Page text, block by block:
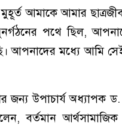
আমাকে আমার
পথে ছিল,
আপনাদের মধ্যে আমি
জন্য উপাচার্য অধ্যাপক
বর্তমান আর্থসামাজিক